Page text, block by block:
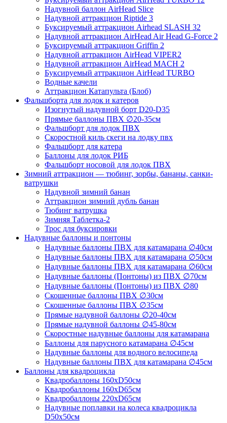
Надувной баллон AirHead Slice
Надувной аттракцион Riptide 3
Буксируемый аттракцион Airhead SLASH 32
Надувной аттракцион AirHead Air Head G-Force 2
Буксируемый аттракцион Griffin 2
Надувной аттракцион AirHead VIPER2
Надувной аттракцион AirHead MACH 2
Буксируемый аттракцион AirHead TURBO
Водные качели
Аттракцион Катапульта (Блоб)
Фальшборта для лодок и катеров
Изогнутый надувной борт D20-D35
Прямые баллоны ПВХ ∅20-35см
Фальшборт для лодок ПВХ
Скоростной киль скеги на лодку пвх
Фальшборт для катера
Баллоны для лодок РИБ
Фальшборт носовой для лодок ПВХ
Зимний аттракцион — тюбинг, зорбы, бананы, санки-
ватрушки
Надувной зимний банан
Аттракцион зимний дубль банан
Тюбинг ватрушка
Зимняя Таблетка-2
Трос для буксировки
Надувные баллоны и понтоны
Надувные баллоны ПВХ для катамарана ∅40см
Надувные баллоны ПВХ для катамарана ∅50см
Надувные баллоны ПВХ для катамарана ∅60см
Надувные баллоны (Понтоны) из ПВХ ∅70см
Надувные баллоны (Понтоны) из ПВХ ∅80
Скошенные баллоны ПВХ ∅30см
Скошенные баллоны ПВХ ∅35см
Прямые надувной баллоны ∅20-40см
Прямые надувной баллоны ∅45-80см
Скоростные надувные баллоны для катамарана
Баллоны для парусного катамарана ∅45см
Надувные баллоны для водного велосипеда
Надувные баллоны ПВХ для катамарана ∅45см
Баллоны для квадроцикла
Квадробаллоны 160хD50см
Квадробаллоны 160хD65см
Квадробаллоны 220хD65см
Надувные поплавки на колеса квадроцикла
D50х50см